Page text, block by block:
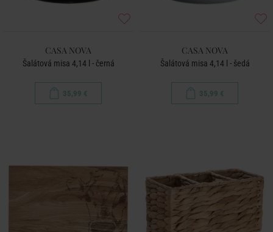
CASA NOVA
Šalátová misa 4,14 l - černá
35,99 €
CASA NOVA
Šalátová misa 4,14 l - šedá
35,99 €